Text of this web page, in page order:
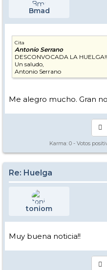
Bmad
Cita
Antonio Serrano
DESCONVOCADA LA
Un saludo,
Antonio Serrano
Me alegro mucho. Gran
Karma: 0 - Votos
Re: Huelga
toniom
Muy buena noticia!!